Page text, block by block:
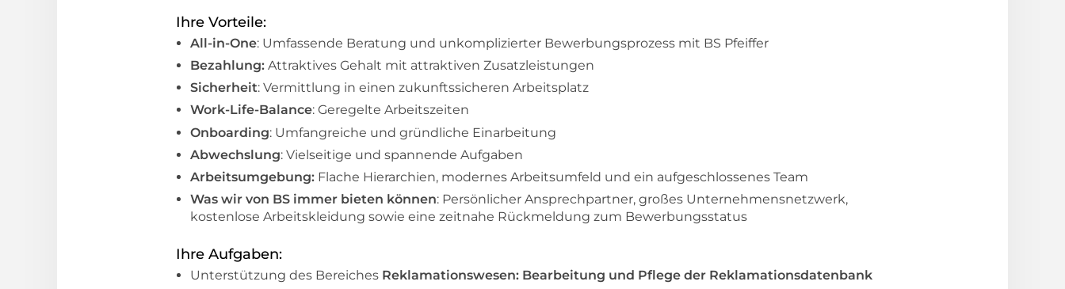
Ihre Vorteile:
All-in-One: Umfassende Beratung und unkomplizierter Bewerbungsprozess mit BS Pfeiffer
Bezahlung: Attraktives Gehalt mit attraktiven Zusatzleistungen
Sicherheit: Vermittlung in einen zukunftssicheren Arbeitsplatz
Work-Life-Balance: Geregelte Arbeitszeiten
Onboarding: Umfangreiche und gründliche Einarbeitung
Abwechslung: Vielseitige und spannende Aufgaben
Arbeitsumgebung: Flache Hierarchien, modernes Arbeitsumfeld und ein aufgeschlossenes Team
Was wir von BS immer bieten können: Persönlicher Ansprechpartner, großes Unternehmensnetzwerk,
kostenlose Arbeitskleidung sowie eine zeitnahe Rückmeldung zum Bewerbungsstatus
Ihre Aufgaben:
Unterstützung des Bereiches Reklamationswesen: Bearbeitung und Pflege der Reklamationsdatenbank